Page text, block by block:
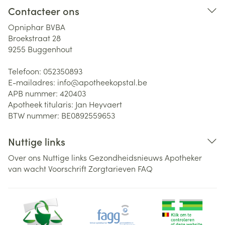
Contacteer ons
Opniphar BVBA
Broekstraat 28
9255 Buggenhout
Telefoon: 052350893
E-mailadres: info@apotheekopstal.be
APB nummer: 420403
Apotheek titularis: Jan Heyvaert
BTW nummer: BE0892559653
Nuttige links
Over ons Nuttige links Gezondheidsnieuws Apotheker
van wachtVoorschriftZorgtarieven FAQ